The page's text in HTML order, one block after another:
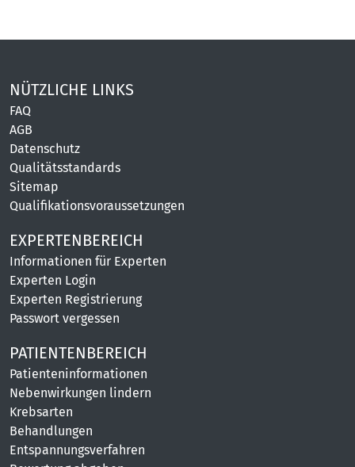
NÜTZLICHE LINKS
FAQ
AGB
Datenschutz
Qualitätsstandards
Sitemap
Qualifikationsvoraussetzungen
EXPERTENBEREICH
Informationen für Experten
Experten Login
Experten Registrierung
Passwort vergessen
PATIENTENBEREICH
Patienteninformationen
Nebenwirkungen lindern
Krebsarten
Behandlungen
Entspannungsverfahren